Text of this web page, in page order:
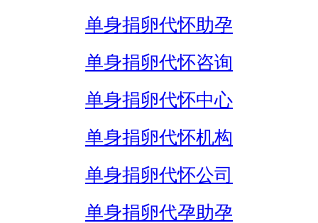
单身捐卵代怀助孕
单身捐卵代怀咨询
单身捐卵代怀中心
单身捐卵代怀机构
单身捐卵代怀公司
单身捐卵代孕助孕